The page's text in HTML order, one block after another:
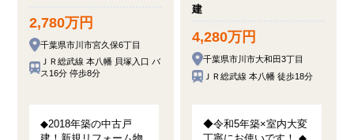
2,780万円
千葉県市川市宮久保6丁目
ＪＲ総武線 本八幡 貝塚入口 バ
ス16分 停歩8分
◆2018年築の中古戸
建
4,280万円
千葉県市川市大和田3丁目
ＪＲ総武線 本八幡 徒歩18分
◆令和5年築×室内大変